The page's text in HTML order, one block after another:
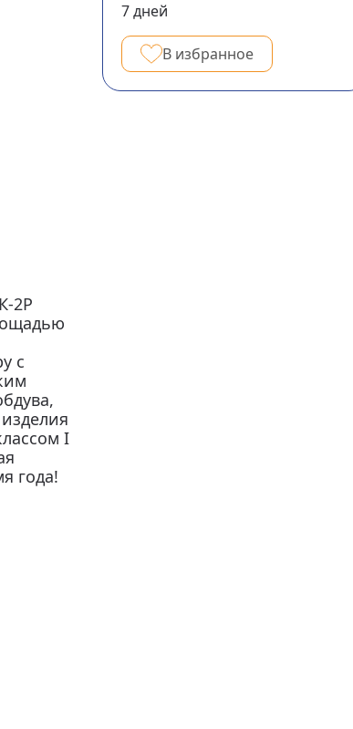
7дней
В избранное
2Р
с
I
года!